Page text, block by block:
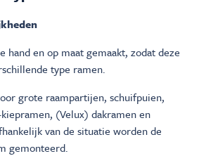
hand en op maat gemaakt, zodat deze
type ramen.
grote raampartijen, schuifpuien,
(Velux) dakramen en
van de situatie worden de
gemonteerd.